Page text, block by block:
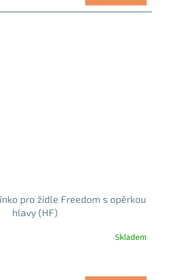
pro židle Freedom s opěrkou
hlavy (HF)
Skladem